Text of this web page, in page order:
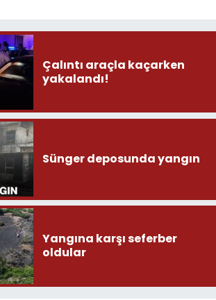
Çalıntı araçla kaçarken
yakalandı!
Sünger deposunda yangın
Yangına karşı seferber
oldular